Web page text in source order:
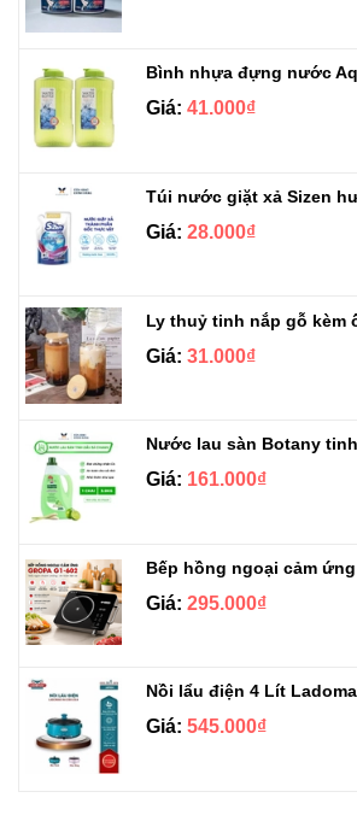
Giá: 41.000₫
Giá: 28.000₫
Giá: 31.000₫
Giá: 161.000₫
Bếp hồng ngoại cảm
Giá: 295.000₫
Nồi lẩu điện 4 Lít
Giá: 545.000₫